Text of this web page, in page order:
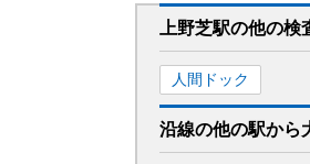
上野芝駅の他の検
人間ドック
沿線の他の駅から